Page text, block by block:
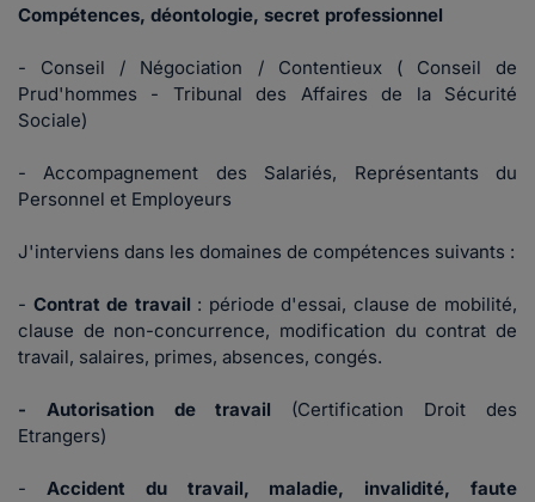
Compétences, déontologie, secret professionnel
- Conseil / Négociation / Contentieux ( Conseil de
Prud'hommes - Tribunal des Affaires de la Sécurité
Sociale)
- Accompagnement des Salariés, Représentants du
Personnel et Employeurs
J'interviens dans les domaines de compétences suivants :
- Contrat de travail : période d'essai, clause de mobilité,
clause de non-concurrence, modification du contrat de
travail, salaires, primes, absences, congés.
- Autorisation de travail (Certification Droit des
Etrangers)
- Accident du travail, maladie, invalidité, faute